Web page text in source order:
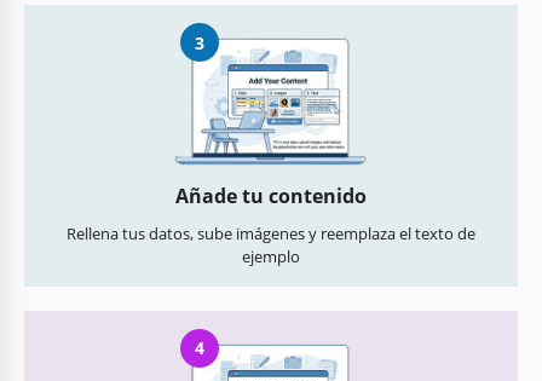
3
Añade tu contenido
Rellena tus datos, sube imágenes y reemplaza el texto de
ejemplo
4